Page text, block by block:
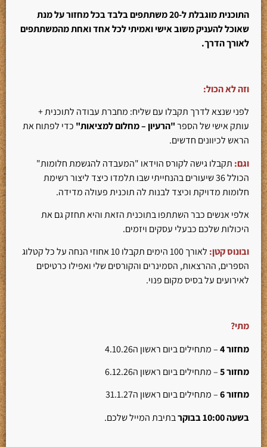
התוכנית מוגבלת ל-20 משתתפים בלבד בכל מחזור על מנת
שאוכל להעניק משוב אישי ואמיתי לכל אחד ואחת מהמשתתפים
לאורך הדרך.
וזה לא הכול:
לפני שנצא לדרך תקבלו עם שליח: מחברת עבודה לתוכנית +
עותק אישי של הספר"הרעיון – מחלום למציאות" כדי לפתוח את
הראש לכיוונים חדשים.
וגם: תקבלו גישה לקורס הוידאו "המעבדה להגשמת חלומות"
הכולל 36 שיעורים בהנחייתי שבו תלמדו כיצד ליצור רשימת
חלומות מדויקת וכיצד לבנות לה תוכנית פעולה מדידה.
אלפי אנשים כבר השתתפו בתוכנית הזאת והיא תחזק גם את
היכולות שלכם כבעלי עסקים ויזמים.
ובונוס קטן:
לאורך 100 הימים תקבלו 10 אחוזי הנחה על כל קטלוג
הספרים, ההרצאות, הסמינרים והקורסים שלי ואפילו כרטיסים
לאירועים על בסיס מקום פנוי.
מתי?
מחזור 4
– מתחילים ביום ראשון ה4.10.26
מחזור 5
– מתחילים ביום ראשון ה6.12.26
מחזור 6
– מתחילים ביום ראשון ה31.1.27
בשעה 10:00
בבוקרבתיבת המייל שלכם.